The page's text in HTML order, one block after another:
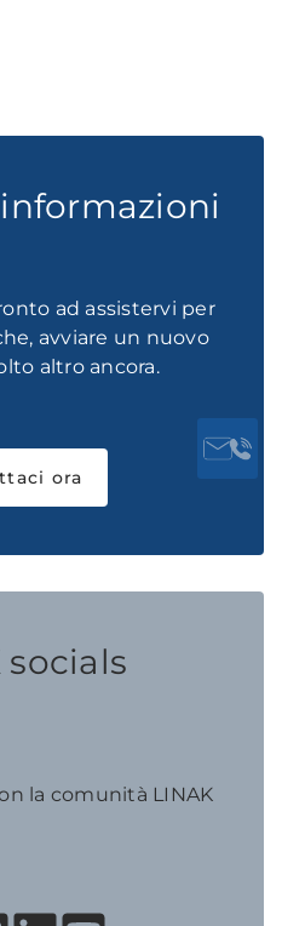
ad assistervi per
avviare un nuovo
altro ancora.
ora
socials
la comunità LINAK